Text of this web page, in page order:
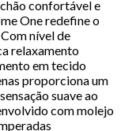
confortável e
One redefine o
nível de
relaxamento
em tecido
proporciona um
suave ao
com molejo